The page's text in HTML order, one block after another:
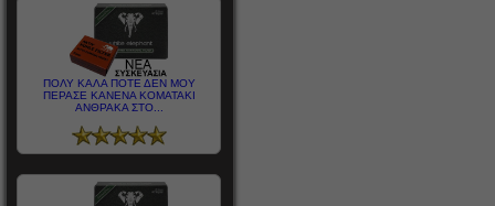
ΠΟΛΥ ΚΑΛΑ ΠΟΤΕ ΔΕΝ ΜΟΥ
ΠΕΡΑΣΕ ΚΑΝΕΝΑ ΚΟΜΑΤΑΚΙ
ΑΝΘΡΑΚΑ ΣΤΟ...